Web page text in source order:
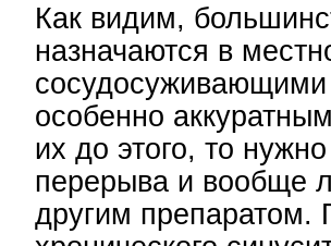
Как видим,
назначаются в
особенно
их до этого, то
перерыва и вообще
другим препаратом.